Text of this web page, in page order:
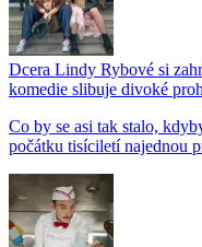
Dcera Lindy Rybové si
komedie slibuje divoké
Co by se asi tak stalo,
počátku tisíciletí najednou